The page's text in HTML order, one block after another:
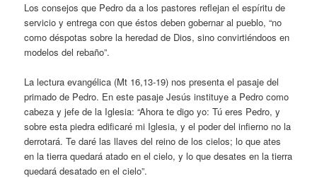
Los consejos que Pedro da a los pastores reflejan el espíritu de
servicio y entrega con que éstos deben gobernar al pueblo, “no
como déspotas sobre la heredad de Dios, sino convirtiéndoos en
modelos del rebaño”.
La lectura evangélica (Mt 16,13-19) nos presenta el pasaje del
primado de Pedro. En este pasaje Jesús instituye a Pedro como
cabeza y jefe de la Iglesia: “Ahora te digo yo: Tú eres Pedro, y
sobre esta piedra edificaré mi Iglesia, y el poder del infierno no la
derrotará. Te daré las llaves del reino de los cielos; lo que ates
en la tierra quedará atado en el cielo, y lo que desates en la tierra
quedará desatado en el cielo”.